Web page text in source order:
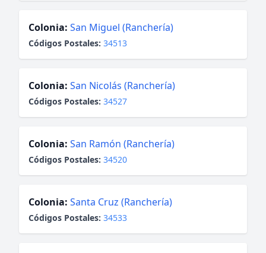
Colonia: San Miguel (Ranchería)
Códigos Postales: 34513
Colonia: San Nicolás (Ranchería)
Códigos Postales: 34527
Colonia: San Ramón (Ranchería)
Códigos Postales: 34520
Colonia: Santa Cruz (Ranchería)
Códigos Postales: 34533